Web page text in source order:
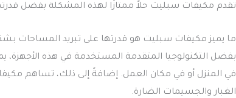
تقدم مكيفات سبليت حلاً ممتازًا لهذه المشكلة بفضل
ما يميز مكيفات سبليت هو قدرتها على تبريد
بفضل التكنولوجيا المتقدمة المستخدمة في هذه
في المنزل أو في مكان العمل. إضافةً إلى ذلك، تساهم
الغبار والجسيمات الضارة.